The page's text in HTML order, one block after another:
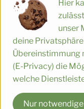
Herkunft
Hersteller: My
DV
Hier
unser
deine
Übereinstimmung
(E-Privacy) die
welche
Nur